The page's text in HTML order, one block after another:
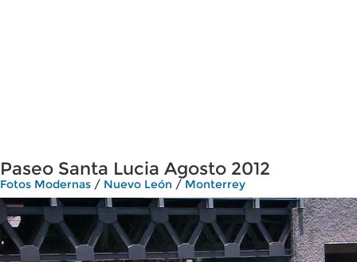
Paseo Santa Lucia Agosto 2012
Fotos Modernas / Nuevo León / Monterrey